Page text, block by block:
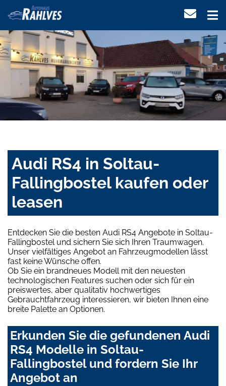
Audi RS4 in Soltau-
Fallingbostel kaufen oder
leasen
Entdecken Sie die besten Audi RS4 Angebote in Soltau-
Fallingbostel und sichern Sie sich Ihren Traumwagen.
Unser vielfältiges Angebot an Fahrzeugmodellen lässt
fast keine Wünsche offen.
Ob Sie ein brandneues Modell mit den neuesten
technologischen Features suchen oder sich für ein
preiswertes, aber qualitativ hochwertiges
Gebrauchtfahrzeug interessieren, wir bieten Ihnen eine
breite Palette an Optionen.
Erkunden Sie die gefundenen Audi
RS4 Modelle in Soltau-
Fallingbostel und fordern Sie Ihr
Angebot an